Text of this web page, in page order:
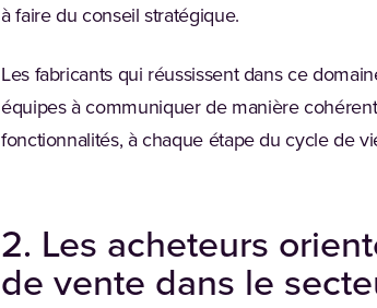
à faire du conseil stratégique.
Les fabricants qui réussissent dans ce
équipes à communiquer de manière
fonctionnalités, à chaque étape du cycle de
2. Les acheteurs
de vente dans le